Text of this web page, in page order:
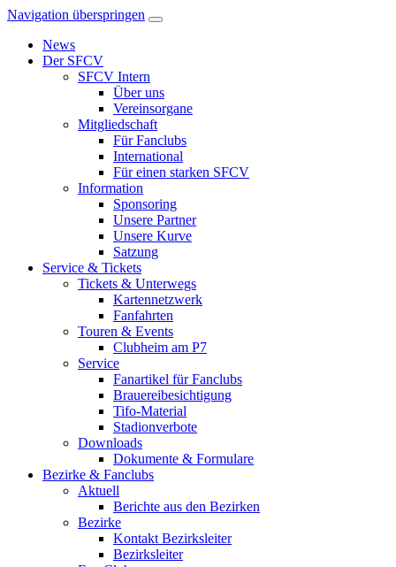
Navigation überspringen
News
Der SFCV
SFCV Intern
Über uns
Vereinsorgane
Mitgliedschaft
Für Fanclubs
International
Für einen starken SFCV
Information
Sponsoring
Unsere Partner
Unsere Kurve
Satzung
Service & Tickets
Tickets & Unterwegs
Kartennetzwerk
Fanfahrten
Touren & Events
Clubheim am P7
Service
Fanartikel für Fanclubs
Brauereibesichtigung
Tifo-Material
Stadionverbote
Downloads
Dokumente & Formulare
Bezirke & Fanclubs
Aktuell
Berichte aus den Bezirken
Bezirke
Kontakt Bezirksleiter
Bezirksleiter